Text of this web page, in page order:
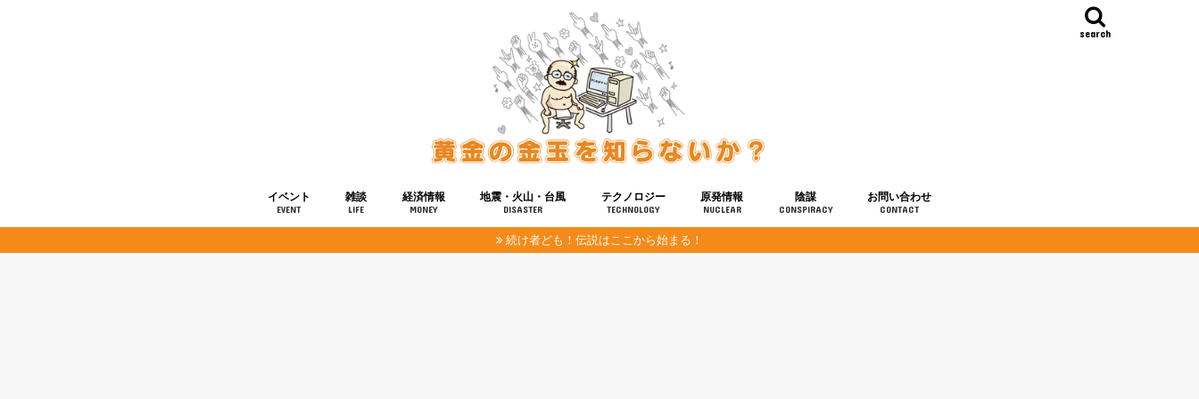
search
イベント
EVENT
雑談
LIFE
経済情報
MONEY
地震・火山・台風
DISASTER
テクノロジー
TECHNOLOGY
健康
宇宙
原発情報
NUCLEAR
陰謀
CONSPIRACY
お問い合わせ
CONTACT
続け者ども！伝説はここから始まる！